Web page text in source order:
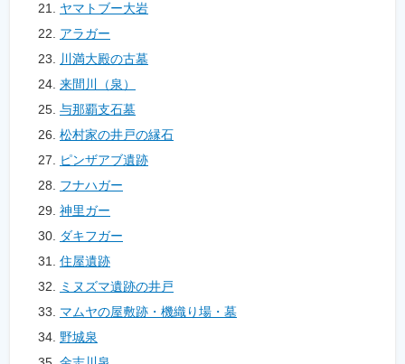
ヤマトブー大岩
アラガー
川満大殿の古墓
来間川（泉）
与那覇支石墓
松村家の井戸の縁石
ピンザアブ遺跡
フナハガー
神里ガー
ダキフガー
住屋遺跡
ミヌズマ遺跡の井戸
マムヤの屋敷跡・機織り場・墓
野城泉